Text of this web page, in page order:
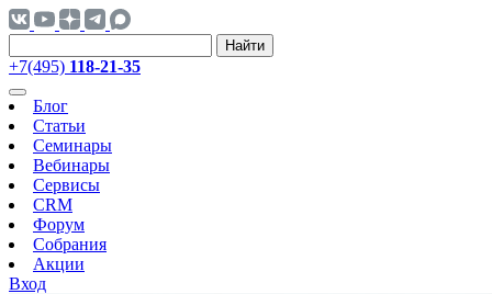
Найти
+7(495) 118-21-35
Блог
Статьи
Семинары
Вебинары
Сервисы
CRM
Форум
Собрания
Акции
Вход